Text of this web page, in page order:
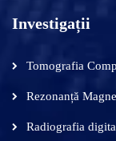
Investigații
Tomografia
Rezonanță
Radiografia